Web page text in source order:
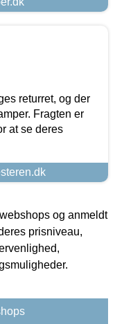
returret, og der
Fragten er
at se deres
og anmeldt
prisniveau,